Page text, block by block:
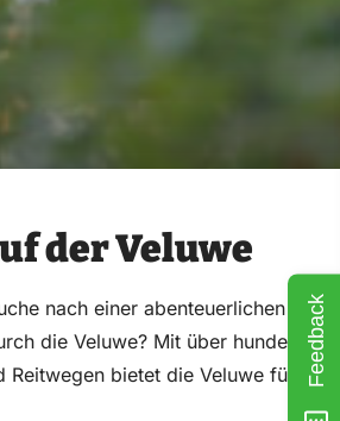
der Veluwe
nach einer abenteuerlichen
die Veluwe? Mit über hundert
Reitwegen bietet die Veluwe für
Feedback